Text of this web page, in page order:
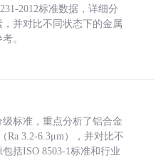
2012标准数据，详细分
并对比不同状态下的金属
。
标准，重点分析了铝合金
Ra 3.2-6.3μm），并对比不
括ISO 8503-1标准和行业